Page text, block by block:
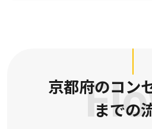
京都府のコン
までの